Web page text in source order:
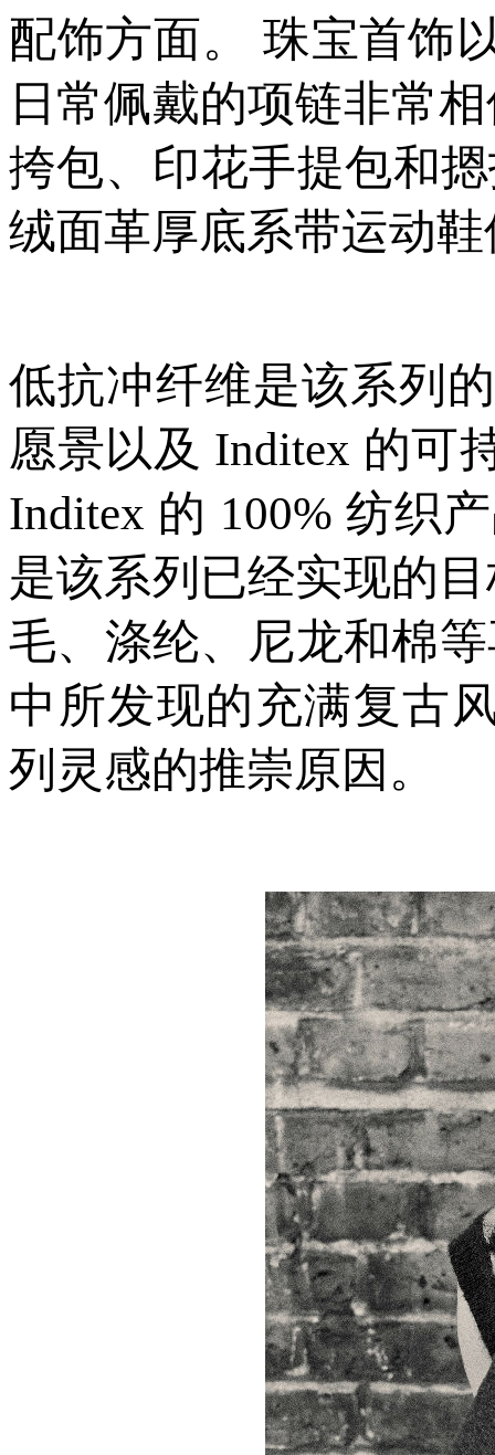
配饰方面。 珠宝首饰
日常佩戴的项链非常
挎包、印花手提包和
绒面革厚底系带运动
低抗冲纤维是该系列
愿景以及 Inditex 的可
Inditex 的 100% 纺织
是该系列已经实现的
毛、涤纶、尼龙和棉
中所发现的充满复古
列灵感的推崇原因。